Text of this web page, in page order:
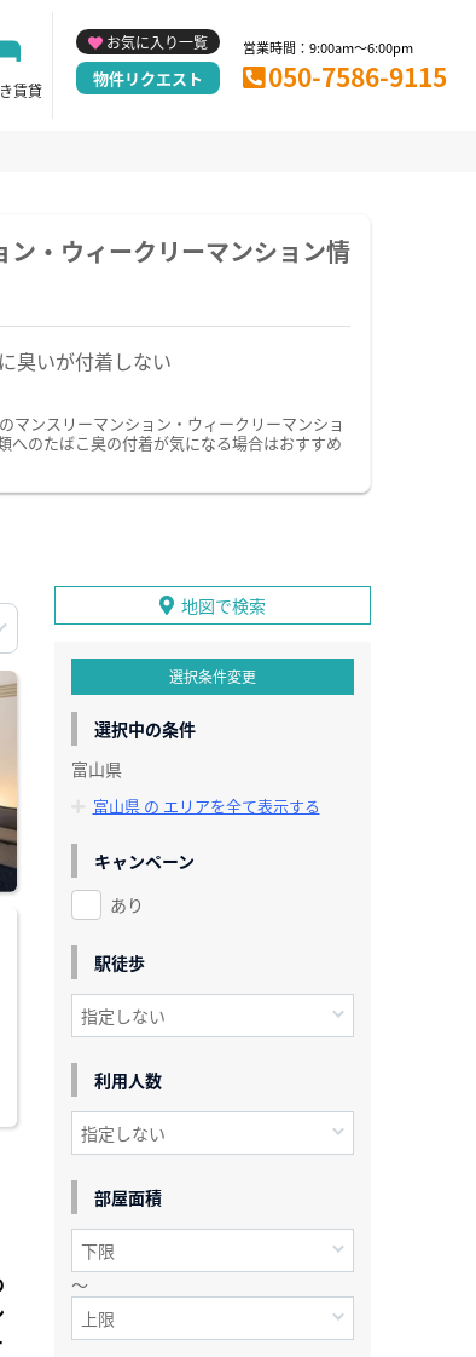
賃貸
お気に入り一覧
物件リクエスト
営業時間：9:00am～6:00pm
050-7586-9115
・ウィークリーマンション情
臭いが付着しない
マンスリーマンション・ウィークリーマンショ
へのたばこ臭の付着が気になる場合はおすすめ
地図で検索
選択条件変更
選択中の条件
富山県
富山県 の エリアを全て表示する
キャンペーン
あり
駅徒歩
利用人数
部屋面積
～